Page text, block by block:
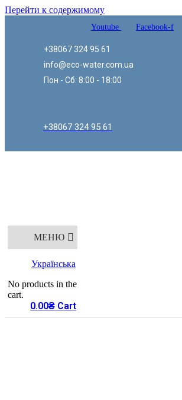
Перейти к содержимому
Youtube Facebook-f
+38067 324 95 61
info@eco-water.com.ua
Пон - Сб: 8:00 - 18:00
+38067 324 95 61
МЕНЮ
Українська
No products in the
cart.
0.00₴ Cart